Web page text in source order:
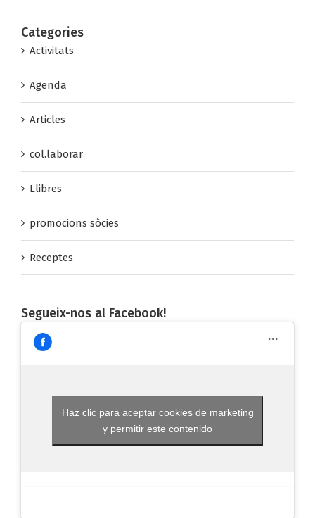
Categories
Activitats
Agenda
Articles
col.laborar
Llibres
promocions sòcies
Receptes
Segueix-nos al Facebook!
Haz clic para aceptar cookies de marketing
y permitir este contenido